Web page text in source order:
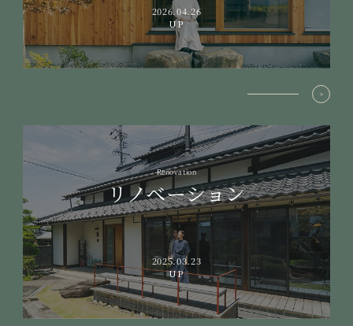
2026.04.26
UP
Renovation
リノベーション
2025.03.23
UP